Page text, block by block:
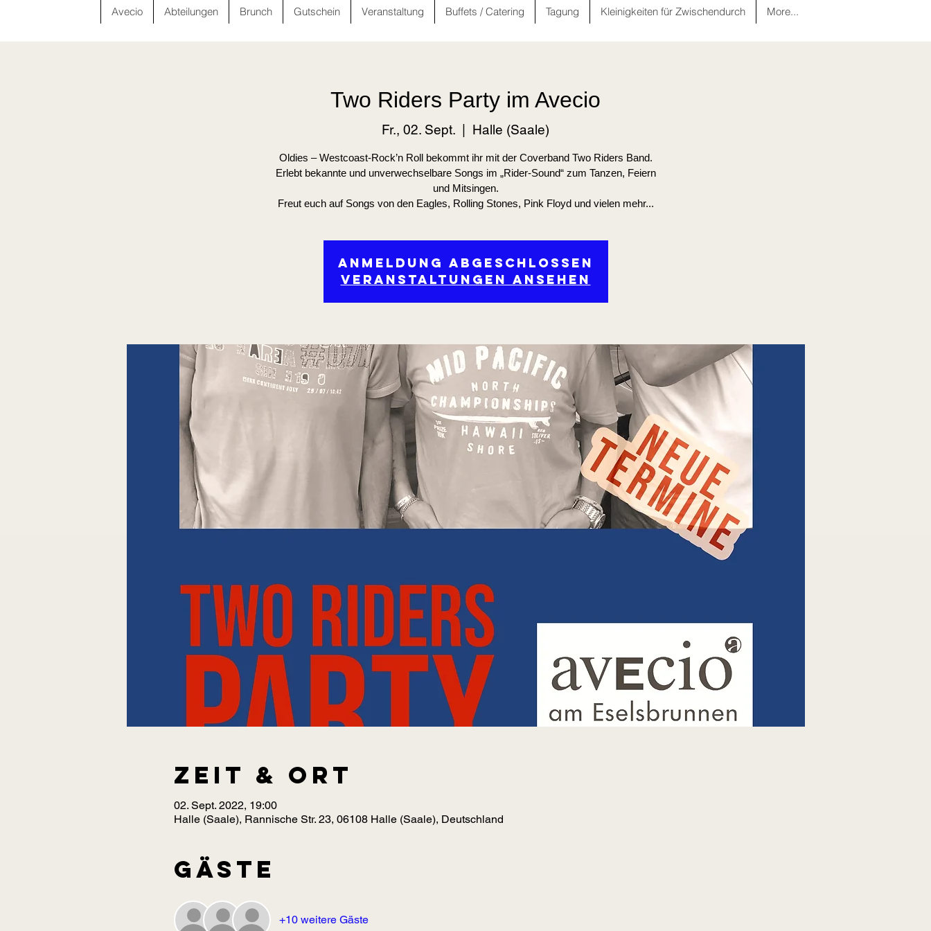
Avecio Abteilungen Brunch Gutschein Veranstaltung Buffets / Catering Tagung Kleinigkeiten für Zwischendurch More...
Two Riders Party im Avecio
Fr., 02. Sept. Halle (Saale)
Oldies – Westcoast-Rock’n Roll bekommt ihr mit der Coverband Two Riders Band.
Erlebt bekannte und unverwechselbare Songs im „Rider-Sound“ zum Tanzen, Feiern
und Mitsingen.
Freut euch auf Songs von den Eagles, Rolling Stones, Pink Floyd und vielen mehr...
Anmeldung abgeschlossen
Veranstaltungen ansehen
Zeit & Ort
02. Sept. 2022, 19:00
Halle (Saale), Rannische Str. 23, 06108 Halle (Saale), Deutschland
Gäste
+10 weitere Gäste